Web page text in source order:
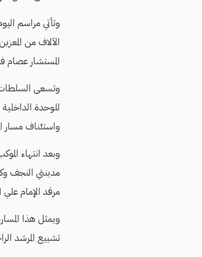
وتأتي مراسم
الآلاف من
المستشار عصام
وتسعى السلطات
للوحدة
واستئناف مسار
وبعد انتهاء
مدينتي النجف
مرقد الإمام علي
ويمثل هذا
تشييع المرشد